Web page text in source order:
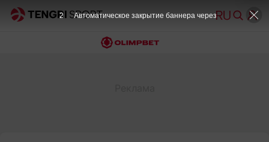
2 Автоматическое закрытие баннера через